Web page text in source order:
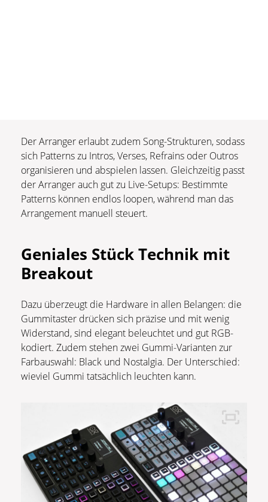
Der Arranger erlaubt zudem Song-Strukturen, sodass
sich Patterns zu Intros, Verses, Refrains oder Outros
organisieren und abspielen lassen. Gleichzeitig passt
der Arranger auch gut zu Live-Setups: Bestimmte
Patterns können endlos loopen, während man das
Arrangement manuell steuert.
Geniales Stück Technik mit
Breakout
Dazu überzeugt die Hardware in allen Belangen: die
Gummitaster drücken sich präzise und mit wenig
Widerstand, sind elegant beleuchtet und gut RGB-
kodiert. Zudem stehen zwei Gummi-Varianten zur
Farbauswahl: Black und Nostalgia. Der Unterschied:
wieviel Gummi tatsächlich leuchten kann.